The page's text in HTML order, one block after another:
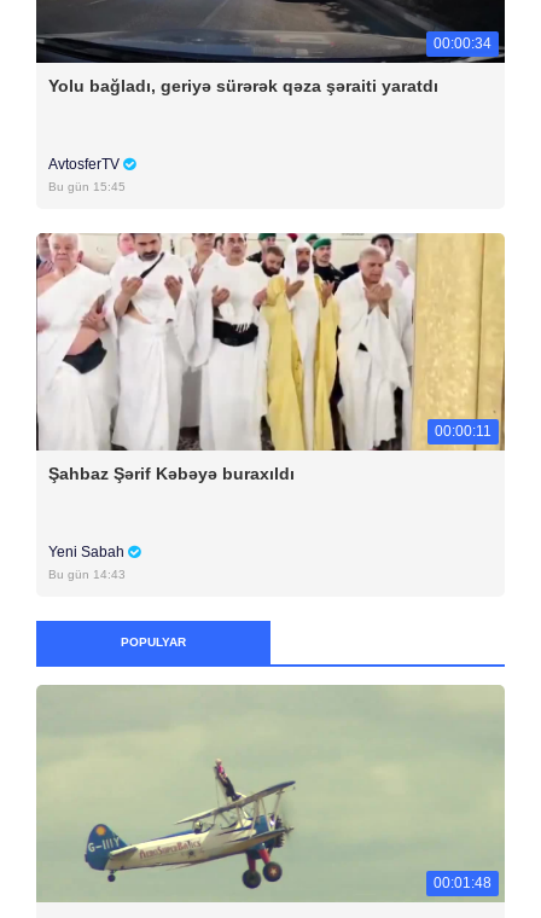
00:00:34
Yolu bağladı, geriyə sürərək qəza şəraiti yaratdı
AvtosferTV
Bu gün 15:45
00:00:11
Şahbaz Şərif Kəbəyə buraxıldı
Yeni Sabah
Bu gün 14:43
POPULYAR
00:01:48